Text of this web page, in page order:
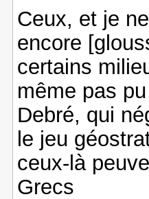
Ceux, et je
encore
certains
même pas
Debré, qui
le jeu
ceux-là
Grecs